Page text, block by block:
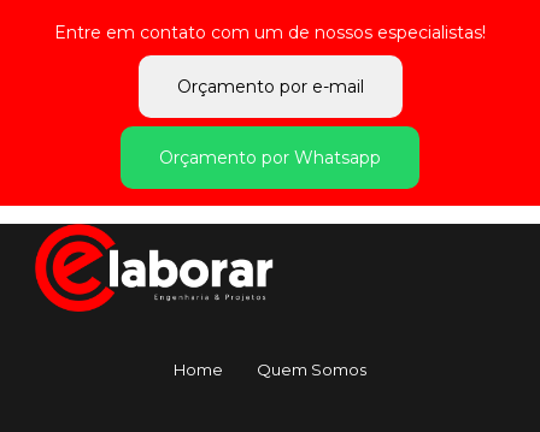
Entre em contato com um de nossos especialistas!
Orçamento por e-mail
Orçamento por Whatsapp
Home Quem Somos